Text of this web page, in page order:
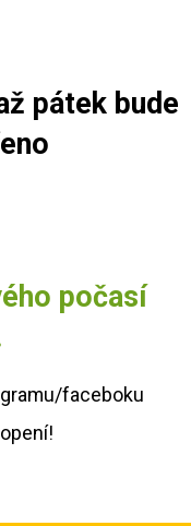
pátek bude
počasí
faceboku